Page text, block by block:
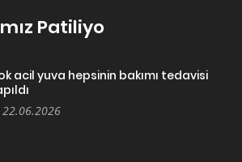
Patiliyo
acil yuva hepsinin bakımı tedavisi
22.06.2026